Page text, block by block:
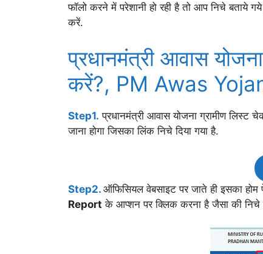
फॉलो करने में परेशानी हो रही है तो आप निचे बताये
करें.
प्रधानमंत्री आवास
करें?, PM Awas
Step1. प्रधानमंत्री आवास योजना ग्रामीण
जाना होगा जिसका लिंक निचे दिया गया है.
Step2. ऑफिसियल वेबसाइट पर जाते ही इसका
Report के आप्शन पर क्लिक करना है जैसा की